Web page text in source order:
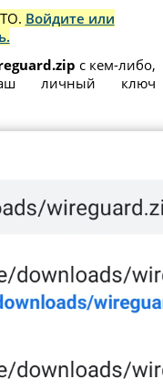
Войдите или
с кем-либо,
личный ключ